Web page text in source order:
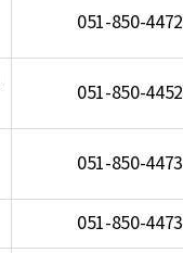
051-850-4472
051-850-4452
051-850-4473
051-850-4473